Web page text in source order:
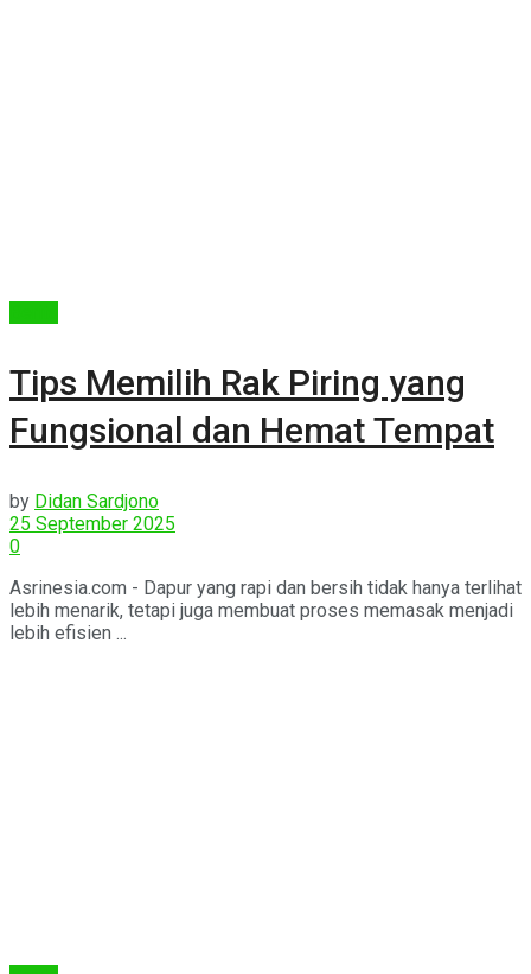
Tips Memilih Rak Piring yang
Fungsional dan Hemat Tempat
by Didan Sardjono
25 September 2025
0
Asrinesia.com - Dapur yang rapi dan bersih tidak hanya terlihat
lebih menarik, tetapi juga membuat proses memasak menjadi
lebih efisien ...